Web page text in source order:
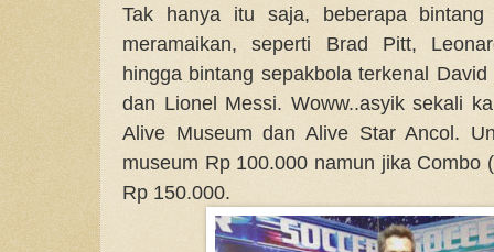
Tak hanya itu saja, beberapa
meramaikan, seperti Brad Pitt,
hingga bintang sepakbola terkenal
dan Lionel Messi. Woww..asyik sekali
Alive Museum dan Alive Star Ancol.
museum Rp 100.000 namun jika Combo
Rp 150.000.